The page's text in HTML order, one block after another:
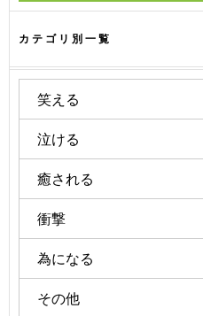
カテゴリ別一覧
笑える
泣ける
癒される
衝撃
為になる
その他